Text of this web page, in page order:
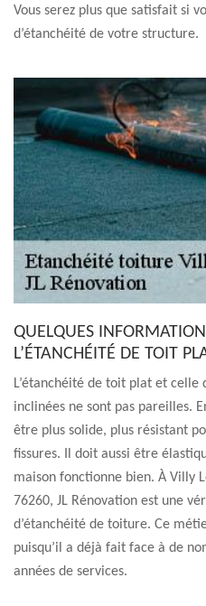
Vous serez plus que satisfait si
d’étanchéité de votre structure.
QUELQUES
L’ÉTANCHÉITÉ DE TOIT
L’étanchéité de toit plat et
inclinées ne sont pas pareilles.
être plus solide, plus résistant
fissures. Il doit aussi être
maison fonctionne bien. À Villy
76260, JL Rénovation est une
d’étanchéité de toiture. Ce
puisqu’il a déjà fait face à de
années de services.